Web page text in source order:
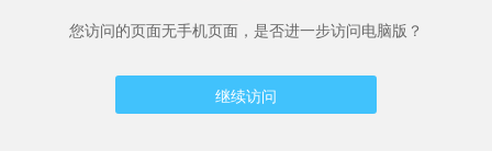
您访问的页面无手机页面，是否进一步访问电脑版？
继续访问